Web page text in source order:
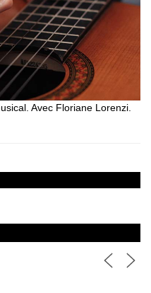
Avec Floriane Lorenzi.